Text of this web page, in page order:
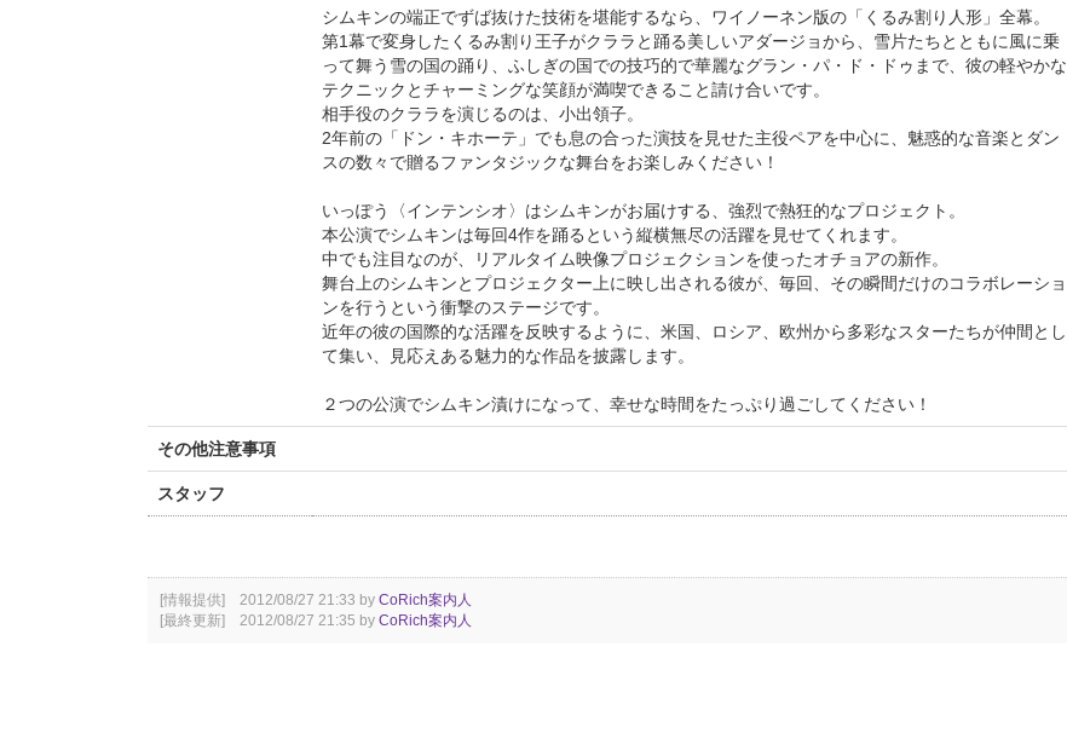
シムキンの端正でずば抜けた技術を堪能するなら、ワイノーネン版の「くるみ割り人形」全幕。
第1幕で変身したくるみ割り王子がクララと踊る美しいアダージョから、雪片たちとともに風に乗
って舞う雪の国の踊り、ふしぎの国での技巧的で華麗なグラン・パ・ド・ドゥまで、彼の軽やかな
テクニックとチャーミングな笑顔が満喫できること請け合いです。
相手役のクララを演じるのは、小出領子。
2年前の「ドン・キホーテ」でも息の合った演技を見せた主役ペアを中心に、魅惑的な音楽とダン
スの数々で贈るファンタジックな舞台をお楽しみください！
いっぽう〈インテンシオ〉はシムキンがお届けする、強烈で熱狂的なプロジェクト。
本公演でシムキンは毎回4作を踊るという縦横無尽の活躍を見せてくれます。
中でも注目なのが、リアルタイム映像プロジェクションを使ったオチョアの新作。
舞台上のシムキンとプロジェクター上に映し出される彼が、毎回、その瞬間だけのコラボレーショ
ンを行うという衝撃のステージです。
近年の彼の国際的な活躍を反映するように、米国、ロシア、欧州から多彩なスターたちが仲間とし
て集い、見応えある魅力的な作品を披露します。
２つの公演でシムキン漬けになって、幸せな時間をたっぷり過ごしてください！
その他注意事項
スタッフ
[情報提供] 2012/08/27 21:33 by CoRich案内人
[最終更新] 2012/08/27 21:35 by CoRich案内人